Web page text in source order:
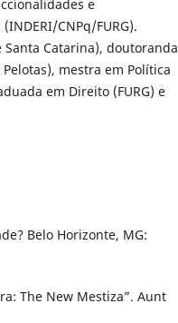
e
CNPq/FURG).
Catarina), doutoranda
mestra em Política
em Direito (FURG) e
Belo Horizonte, MG:
The New Mestiza”. Aunt